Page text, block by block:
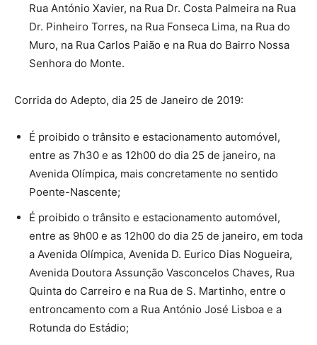
Rua António Xavier, na Rua Dr. Costa Palmeira na Rua
Dr. Pinheiro Torres, na Rua Fonseca Lima, na Rua do
Muro, na Rua Carlos Paião e na Rua do Bairro Nossa
Senhora do Monte.
Corrida do Adepto, dia 25 de Janeiro de 2019:
É proibido o trânsito e estacionamento automóvel,
entre as 7h30 e as 12h00 do dia 25 de janeiro, na
Avenida Olímpica, mais concretamente no sentido
Poente-Nascente;
É proibido o trânsito e estacionamento automóvel,
entre as 9h00 e as 12h00 do dia 25 de janeiro, em toda
a Avenida Olímpica, Avenida D. Eurico Dias Nogueira,
Avenida Doutora Assunção Vasconcelos Chaves, Rua
Quinta do Carreiro e na Rua de S. Martinho, entre o
entroncamento com a Rua António José Lisboa e a
Rotunda do Estádio;